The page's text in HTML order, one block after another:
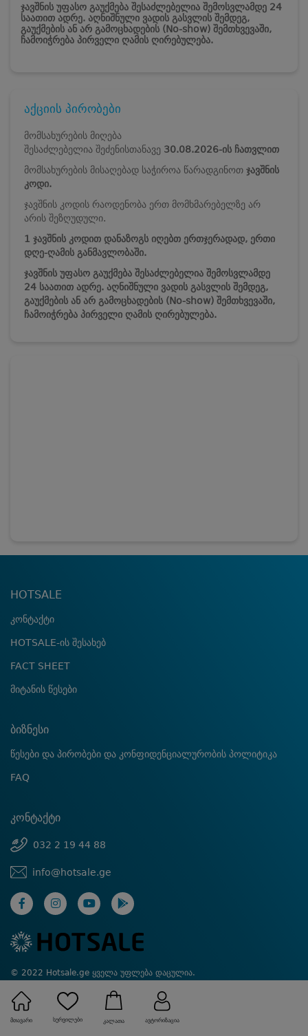
მთავარი სურვილები კალათა ავტორიზაცია
ჯავშნის უფასო გაუქმება შესაძლებელია შემოსვლამდე 24
საათით ადრე. აღნიშნული ვადის გასვლის შემდეგ,
გაუქმების ან არ გამოცხადების (No-show) შემთხვევაში,
ჩამოიჭრება პირველი ღამის ღირებულება.
აქციის პირობები
მომსახურების მიღება
შესაძლებელია შეძენისთანავე 30.08.2026-ის ჩათვლით
მომსახურების მისაღებად საჭიროა წარადგინოთ ჯავშნის
კოდი.
ჯავშნის კოდის რაოდენობა ერთ მომხმარებელზე არ
არის შეზღუდული.
1 ჯავშნის კოდით დანაზოგს იღებთ ერთჯერადად, ერთი
დღე-ღამის განმავლობაში.
ჯავშნის უფასო გაუქმება შესაძლებელია შემოსვლამდე
24 საათით ადრე. აღნიშნული ვადის გასვლის შემდეგ,
გაუქმების ან არ გამოცხადების (No-show) შემთხვევაში,
ჩამოიჭრება პირველი ღამის ღირებულება.
HOTSALE
კონტაქტი
HOTSALE-ის შესახებ
FACT SHEET
მიტანის წესები
ბიზნესი
წესები და პირობები და კონფიდენციალურობის პოლიტიკა
FAQ
კონტაქტი
032 2 19 44 88
info@hotsale.ge
© 2022 Hotsale.ge ყველა უფლება დაცულია.
Created by Proservice